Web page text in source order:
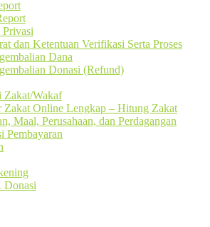
dan Ketentuan Verifikasi Serta Proses
Dana
Donasi (Refund)
Zakat/Wakaf
Zakat Online Lengkap – Hitung Zakat
Maal, Perusahaan, dan Perdagangan
Pembayaran
Donasi